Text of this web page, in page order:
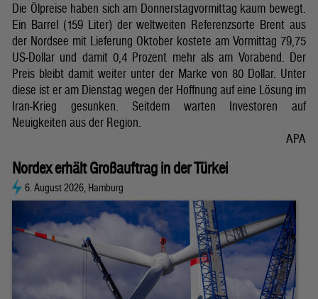
Die Ölpreise haben sich am Donnerstagvormittag kaum bewegt.
Ein Barrel (159 Liter) der weltweiten Referenzsorte Brent aus
der Nordsee mit Lieferung Oktober kostete am Vormittag 79,75
US-Dollar und damit 0,4 Prozent mehr als am Vorabend. Der
Preis bleibt damit weiter unter der Marke von 80 Dollar. Unter
diese ist er am Dienstag wegen der Hoffnung auf eine Lösung im
Iran-Krieg gesunken. Seitdem warten Investoren auf
Neuigkeiten aus der Region.
APA
Nordex erhält Großauftrag in der Türkei
6. August 2026, Hamburg